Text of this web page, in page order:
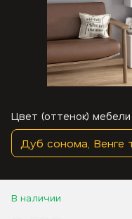
Цвет (оттенок) мебели
Дуб сонома, Венге
В наличии